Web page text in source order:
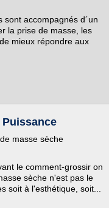
sont accompagnés d´un
la prise de masse, les
mieux répondre aux
masse sèche
le comment-grossir on
sèche n'est pas le
soit à l'esthétique, soit...